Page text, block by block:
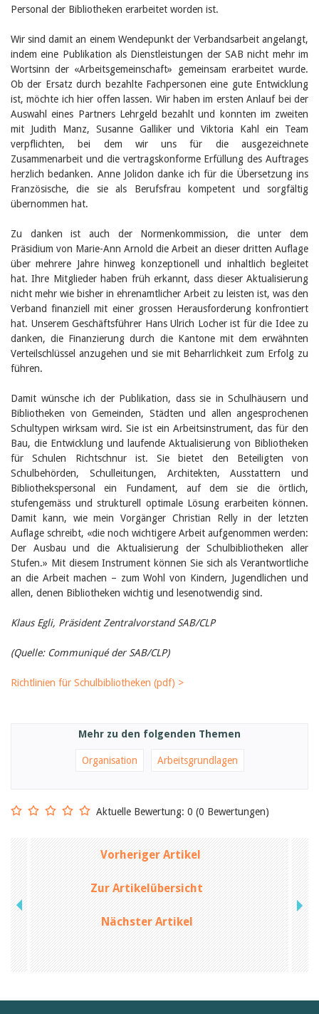
Alle Tags
Autoren
Julie Greub
Birgit Libiszewski
Ursula Strahm
Sibylle Birrer
Javier Lopez
Céline Graf
Felicitas Isler
Andrea Grichting
Therese von Weissenfluh
Nicole Rothen
Manuela Nyffeler-Lanker
Archiv
Juli 2026
Juni 2026
März 2026
Dezember 2025
November 2025
September 2025
Juli 2025
Juni 2025
2023
2022
2021
2020
2019
2018
2017
2016
2015
2014
2013
2012
Personal der Bibliotheken erarbeitet worden ist.
Wir sind damit an einem Wendepunkt der Verbandsarbeit angelangt,
indem eine Publikation als Dienstleistungen der SAB nicht mehr im
Wortsinn der «Arbeitsgemeinschaft» gemeinsam erarbeitet wurde.
Ob der Ersatz durch bezahlte Fachpersonen eine gute Entwicklung
ist, möchte ich hier offen lassen. Wir haben im ersten Anlauf bei der
Auswahl eines Partners Lehrgeld bezahlt und konnten im zweiten
mit Judith Manz, Susanne Galliker und Viktoria Kahl ein Team
verpflichten, bei dem wir uns für die ausgezeichnete
Zusammenarbeit und die vertragskonforme Erfüllung des Auftrages
herzlich bedanken. Anne Jolidon danke ich für die Übersetzung ins
Französische, die sie als Berufsfrau kompetent und sorgfältig
übernommen hat.
Zu danken ist auch der Normenkommission, die unter dem
Präsidium von Marie-Ann Arnold die Arbeit an dieser dritten Auflage
über mehrere Jahre hinweg konzeptionell und inhaltlich begleitet
hat. Ihre Mitglieder haben früh erkannt, dass dieser Aktualisierung
nicht mehr wie bisher in ehrenamtlicher Arbeit zu leisten ist, was den
Verband finanziell mit einer grossen Herausforderung konfrontiert
hat. Unserem Geschäftsführer Hans Ulrich Locher ist für die Idee zu
danken, die Finanzierung durch die Kantone mit dem erwähnten
Verteilschlüssel anzugehen und sie mit Beharrlichkeit zum Erfolg zu
führen.
Damit wünsche ich der Publikation, dass sie in Schulhäusern und
Bibliotheken von Gemeinden, Städten und allen angesprochenen
Schultypen wirksam wird. Sie ist ein Arbeitsinstrument, das für den
Bau, die Entwicklung und laufende Aktualisierung von Bibliotheken
für Schulen Richtschnur ist. Sie bietet den Beteiligten von
Schulbehörden, Schulleitungen, Architekten, Ausstattern und
Bibliothekspersonal ein Fundament, auf dem sie die örtlich,
stufengemäss und strukturell optimale Lösung erarbeiten können.
Damit kann, wie mein Vorgänger Christian Relly in der letzten
Auflage schreibt, «die noch wichtigere Arbeit aufgenommen werden:
Der Ausbau und die Aktualisierung der Schulbibliotheken aller
Stufen.» Mit diesem Instrument können Sie sich als Verantwortliche
an die Arbeit machen – zum Wohl von Kindern, Jugendlichen und
allen, denen Bibliotheken wichtig und lesenotwendig sind.
Klaus Egli, Präsident Zentralvorstand SAB/CLP
(Quelle: Communiqué der SAB/CLP)
Richtlinien für Schulbibliotheken (pdf) >
Mehr zu den folgenden Themen
Organisation Arbeitsgrundlagen
Aktuelle Bewertung: 0 (0 Bewertungen)
Vorheriger Artikel
Zur Artikelübersicht
Nächster Artikel